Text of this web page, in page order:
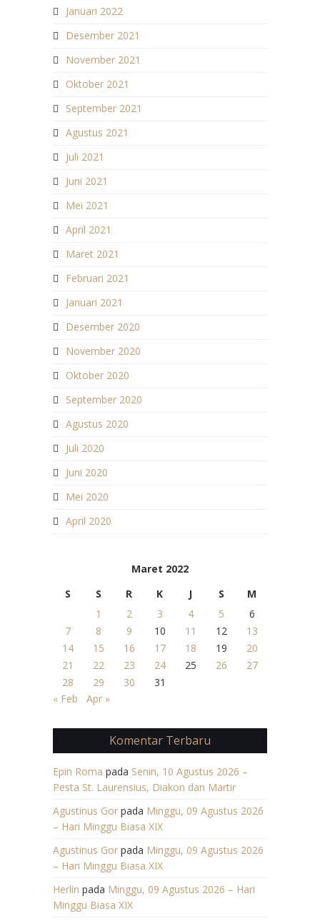
Januari 2022
Desember 2021
November 2021
Oktober 2021
September 2021
Agustus 2021
Juli 2021
Juni 2021
Mei 2021
April 2021
Maret 2021
Februari 2021
Januari 2021
Desember 2020
November 2020
Oktober 2020
September 2020
Agustus 2020
Juli 2020
Juni 2020
Mei 2020
April 2020
Maret 2022
S
S R K J S
M
1
2 3 4 5
6
7
8 9 10 11 12
13
14
15 16 17 18 19
20
21
22 23 24 25 26
27
28
29 30
31
« Feb
Apr »
Komentar Terbaru
Epin Roma pada Senin, 10 Agustus 2026 –
Pesta St. Laurensius, Diakon dan Martir
Agustinus Gor pada Minggu, 09 Agustus 2026
– Hari Minggu Biasa XIX
Agustinus Gor pada Minggu, 09 Agustus 2026
– Hari Minggu Biasa XIX
Herlin pada Minggu, 09 Agustus 2026 – Hari
Minggu Biasa XIX